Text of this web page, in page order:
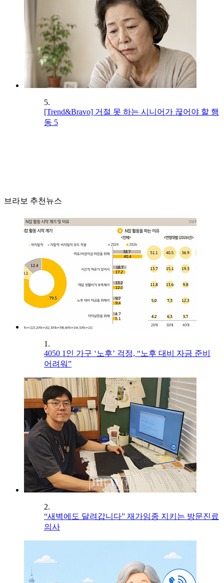
5.
[Trend&Bravo] 거절 못 하는 시니어가 끊어야 할 행
동 5
브라보 추천뉴스
1.
4050 1인 가구 ‘노후’ 걱정, “노후 대비 자금 준비
어려워”
2.
“새벽에도 달려갑니다” 재가임종 지키는 방문진료
의사